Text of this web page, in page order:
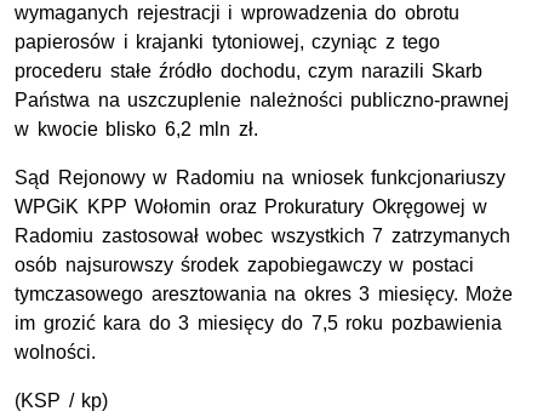
wymaganych rejestracji i wprowadzenia do obrotu
papierosów i krajanki tytoniowej, czyniąc z tego
procederu stałe źródło dochodu, czym narazili Skarb
Państwa na uszczuplenie należności publiczno-prawnej
w kwocie blisko 6,2 mln zł.
Sąd Rejonowy w Radomiu na wniosek funkcjonariuszy
WPGiK KPP Wołomin oraz Prokuratury Okręgowej w
Radomiu zastosował wobec wszystkich 7 zatrzymanych
osób najsurowszy środek zapobiegawczy w postaci
tymczasowego aresztowania na okres 3 miesięcy. Może
im grozić kara do 3 miesięcy do 7,5 roku pozbawienia
wolności.
(KSP / kp)